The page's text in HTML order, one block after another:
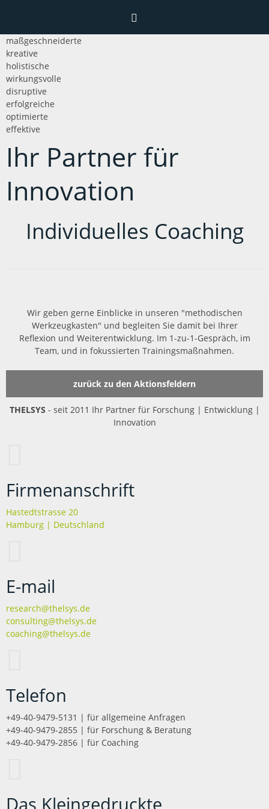
English
maßgeschneiderte
kreative
holistische
wirkungsvolle
disruptive
erfolgreiche
optimierte
effektive
Ihr Partner für
Innovation
Individuelles Coaching
Wir geben gerne Einblicke in unseren "methodischen
Werkzeugkasten" und begleiten Sie damit bei Ihrer
Reflexion und Weiterentwicklung. Im 1-zu-1-Gespräch, im
Team, und in fokussierten Trainingsmaßnahmen.
zurück zu den Aktionsfeldern
THELSYS - seit 2011 Ihr Partner für Forschung | Entwicklung |
Innovation
Firmenanschrift
Hastedtstrasse 20
Hamburg | Deutschland
E-mail
research@thelsys.de
consulting@thelsys.de
coaching@thelsys.de
Telefon
+49-40-9479-5131 | für allgemeine Anfragen
+49-40-9479-2855 | für Forschung & Beratung
+49-40-9479-2856 | für Coaching
Das Kleingedruckte